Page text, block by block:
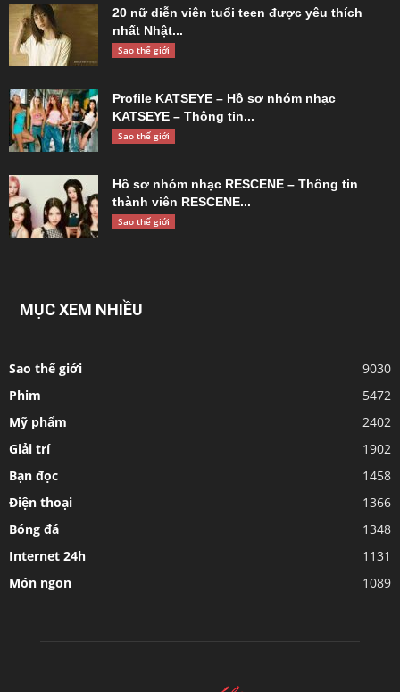
20 nữ diễn viên tuổi teen được yêu thích
nhất Nhật...
Sao thế giới
Profile KATSEYE – Hồ sơ nhóm nhạc
KATSEYE – Thông tin...
Sao thế giới
Hồ sơ nhóm nhạc RESCENE – Thông tin
thành viên RESCENE...
Sao thế giới
MỤC XEM NHIỀU
Sao thế giới
9030
Phim
5472
Mỹ phẩm
2402
Giải trí
1902
Bạn đọc
1458
Điện thoại
1366
Bóng đá
1348
Internet 24h
1131
Món ngon
1089